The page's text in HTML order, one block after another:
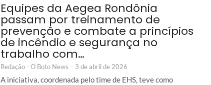
Equipes da Aegea Rondônia
passam por treinamento de
prevenção e combate a princípios
de incêndio e segurança no
trabalho com…
Redação - O Boto News - 3 de abril de 2026
A iniciativa, coordenada pelo time de EHS, teve como